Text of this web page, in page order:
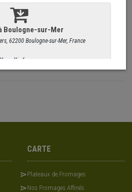
9,25 €
CARTE
Plateaux de Fromages
Nos Fromages Affinés